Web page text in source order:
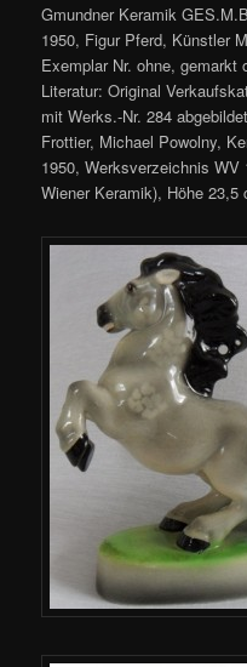
Gmundner Keramik
1950, Figur Pferd, Künstler
Exemplar Nr. ohne, gemarkt
Literatur: Original
mit Werks.-Nr. 284
Frottier, Michael Powolny,
1950, Werksverzeichnis WV
Wiener Keramik), Höhe 23,5